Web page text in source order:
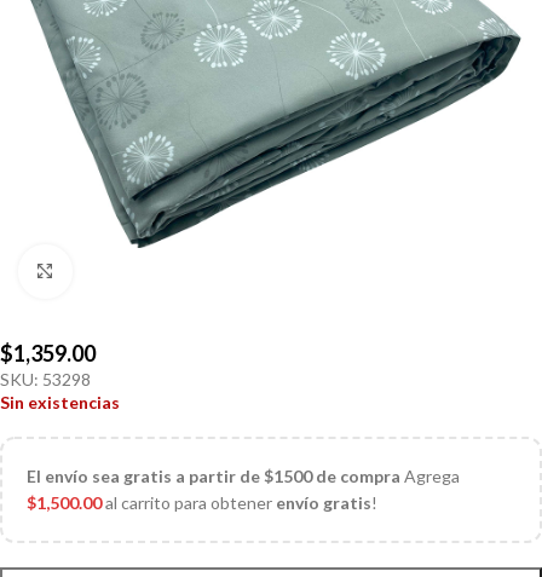
$1,359.00
SKU: 53298
Sin existencias
El envío sea gratis a partir de $1500 de compra Agrega
$1,500.00al carrito para obtener envío gratis!